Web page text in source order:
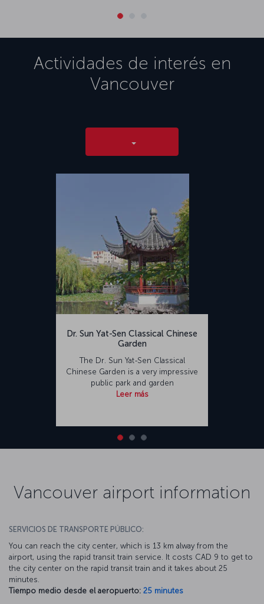
Actividades de interés en
Vancouver
Dr. Sun Yat-Sen Classical Chinese
Garden
The Dr. Sun Yat-Sen Classical
Chinese Garden is a very impressive
public park and garden
Leer más
Vancouver airport information
SERVICIOS DE TRANSPORTE PÚBLICO:
You can reach the city center, which is 13 km alway from the
airport, using the rapid transit train service. It costs CAD 9 to get to
the city center on the rapid transit train and it takes about 25
minutes.
Tiempo medio desde el aeropuerto: 25 minutes